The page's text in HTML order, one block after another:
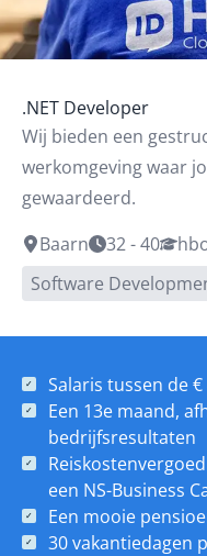
.NET Developer
Wij bieden een
werkomgeving waar
gewaardeerd.
Baarn
32 - 40
Software
Salaris tussen de
Een 13e maand,
bedrijfsresultaten
een NS-Business
Een mooie
30 vakantiedagen